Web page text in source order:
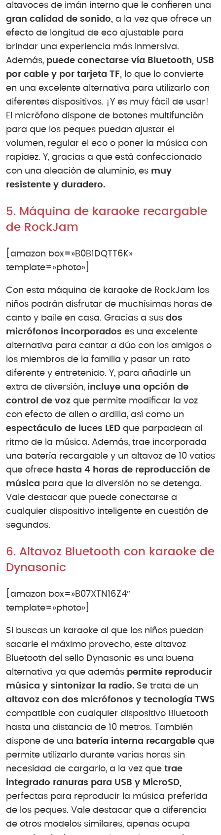
altavoces de imán interno que le confieren una
gran calidad de sonido, a la vez que ofrece un
efecto de longitud de eco ajustable para
brindar una experiencia más inmersiva.
Además, puede conectarse vía Bluetooth, USB
por cable y por tarjeta TF, lo que lo convierte
en una excelente alternativa para utilizarlo con
diferentes dispositivos. ¡Y es muy fácil de usar!
El micrófono dispone de botones multifunción
para que los peques puedan ajustar el
volumen, regular el eco o poner la música con
rapidez. Y, gracias a que está confeccionado
con una aleación de aluminio, es muy
resistente y duradero.
5. Máquina de karaoke recargable
de RockJam
[amazon box=»B0B1DQTT6K»
template=»photo»]
Con esta máquina de karaoke de RockJam los
niños podrán disfrutar de muchísimas horas de
canto y baile en casa. Gracias a sus dos
micrófonos incorporados es una excelente
alternativa para cantar a dúo con los amigos o
los miembros de la familia y pasar un rato
diferente y entretenido. Y, para añadirle un
extra de diversión, incluye una opción de
control de voz que permite modificar la voz
con efecto de alien o ardilla, así como un
espectáculo de luces LED que parpadean al
ritmo de la música. Además, trae incorporada
una batería recargable y un altavoz de 10 vatios
que ofrece hasta 4 horas de reproducción de
música para que la diversión no se detenga.
Vale destacar que puede conectarse a
cualquier dispositivo inteligente en cuestión de
segundos.
6. Altavoz Bluetooth con karaoke de
Dynasonic
[amazon box=»B07XTN16Z4″
template=»photo»]
Si buscas un karaoke al que los niños puedan
sacarle el máximo provecho, este altavoz
Bluetooth del sello Dynasonic es una buena
alternativa ya que además permite reproducir
música y sintonizar la radio. Se trata de un
altavoz con dos micrófonos y tecnología TWS
compatible con cualquier dispositivo Bluetooth
hasta una distancia de 10 metros. También
dispone de una batería interna recargable que
permite utilizarlo durante varias horas sin
necesidad de cargarlo, a la vez que trae
integrado ranuras para USB y MicroSD,
perfectas para reproducir la música preferida
de los peques. Vale destacar que a diferencia
de otros modelos similares, apenas ocupa